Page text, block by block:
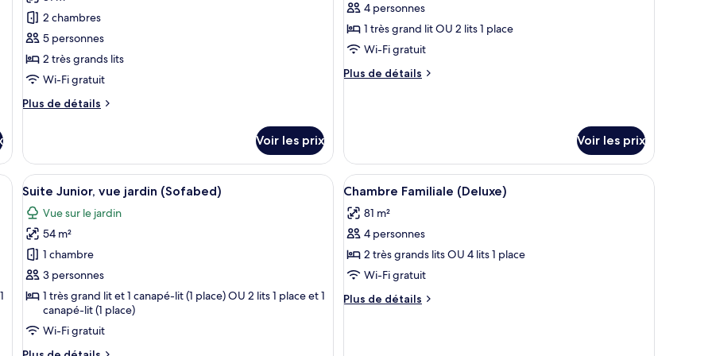
ce
type
de
chambre :
Family
Suite
2 chambres
5 personnes
2 très grands lits
Wi-Fi gratuit
Plus de détails
Plus
le
type
de
chambre
Family
Suite
(Signature)
Voir les prix
ce
type
de
chambre :
Penthouse
Zambra)
4 personnes
1 très grand lit OU 2 lits 1 place
Wi-Fi gratuit
Plus de détails
Plus
de
chambre
Penthouse
(Penthouse,
La
Zambra)
Voir les prix
fenêtre, d’un canapé, d’une table basse et offrant une vue sur l’extérieur.
Afficher
toutes
les
photos
pour
ce
type
chambre :
Suite
Une chambre moderne avec un grand lit, un ventilateur de plafond, une œuvre d’art murale et une petite table
6
Suite Junior, vue jardin (Sofabed)
Vue sur le jardin
54 m²
1 chambre
3 personnes
1 très grand lit et 1 canapé-lit (1 place) OU 2 lits 1 place et 1
canapé-lit (1 place)
Wi-Fi gratuit
Afficher
toutes
les
photos
pour
ce
type
de
Un balcon agrémenté de meubles en osier,
5
Chambre Familiale (Deluxe)
81 m²
4 personnes
2 très grands lits OU 4 lits 1 place
Wi-Fi gratuit
Plus de détails
Plus